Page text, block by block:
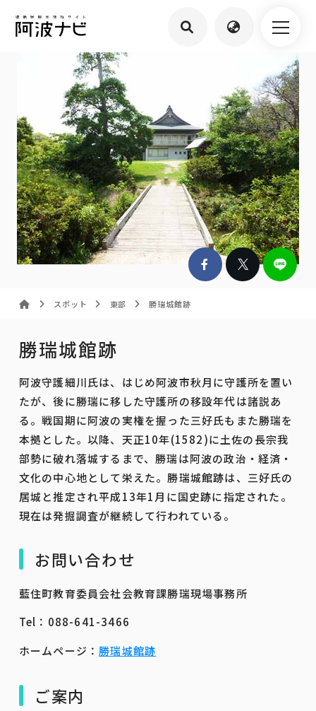
スポット 東部 勝瑞城館跡
勝瑞城館跡
阿波守護細川氏は、はじめ阿波市秋月に守護所を置い
たが、後に勝瑞に移した守護所の移設年代は諸説あ
る。戦国期に阿波の実権を握った三好氏もまた勝瑞を
本拠とした。以降、天正10年(1582)に土佐の長宗我
部勢に破れ落城するまで、勝瑞は阿波の政治・経済・
文化の中心地として栄えた。勝瑞城館跡は、三好氏の
居城と推定され平成13年1月に国史跡に指定された。
現在は発掘調査が継続して行われている。
お問い合わせ
藍住町教育委員会社会教育課勝瑞現場事務所
Tel：088-641-3466
ホームページ： 勝瑞城館跡
ご案内